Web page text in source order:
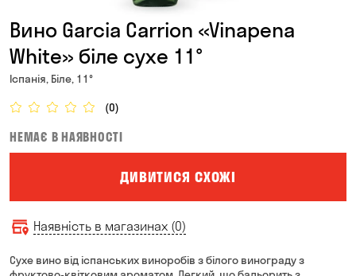
Вино Garcia Carrion «Vinapena
White» біле сухе 11°
Іспанія, Біле, 11°
(0)
НЕМАЄ В НАЯВНОСТІ
ДИВИТИСЯ СХОЖІ
Наявність в магазинах (0)
Сухе вино від іспанських виноробів з білого винограду з